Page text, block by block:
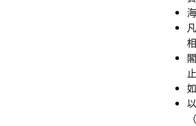
（